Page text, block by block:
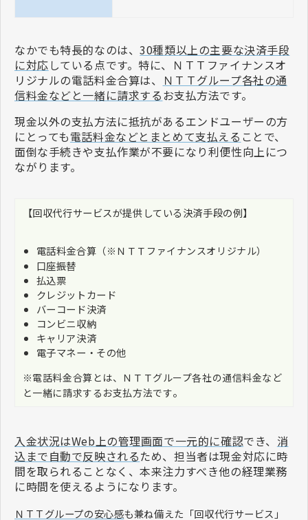
なかでも特長的なのは、30種類以上の主要な決済手段
に対応 している点です。特に、ＮＴＴファイナンスオ
リジナルの電話料金合算は、 ＮＴＴグループ各社の通
信料金などと一緒に請求するお支払方法です。
現金以外の支払方法に抵抗があるエンドユーザーの方
にとっても電話料金などとまとめて支払える ことで、
面倒な手続きや支払作業が不要になり利便性向上につ
ながります。
【回収代行サービスが提供している決済手段の例】
電話料金合算 （※ＮＴＴファイナンスオリジナル）
口座振替
払込票
クレジットカード
バーコード決済
コンビニ収納
キャリア決済
電子マネー・その他
※電話料金合算とは、ＮＴＴグループ各社の通信料金など
と一緒に請求するお支払方法です。
入金状況はWeb上の管理画面で一元的に確認でき、 消
込まで自動で反映されるため、担当者は現金対応に時
間を取られることなく、本来注力すべき他の経理業務
に時間を使えるようになります。
ＮＴＴグループの安心感も兼ね備えた「回収代行サービス」